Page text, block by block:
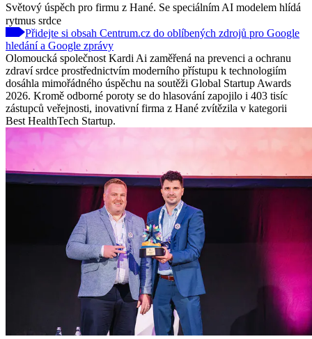
Světový úspěch pro firmu z Hané. Se speciálním AI modelem hlídá
rytmus srdce
Přidejte si obsah Centrum.cz do oblíbených zdrojů pro Google
hledání a Google zprávy
Olomoucká společnost Kardi Ai zaměřená na prevenci a ochranu
zdraví srdce prostřednictvím moderního přístupu k technologiím
dosáhla mimořádného úspěchu na soutěži Global Startup Awards
2026. Kromě odborné poroty se do hlasování zapojilo i 403 tisíc
zástupců veřejnosti, inovativní firma z Hané zvítězila v kategorii
Best HealthTech Startup.